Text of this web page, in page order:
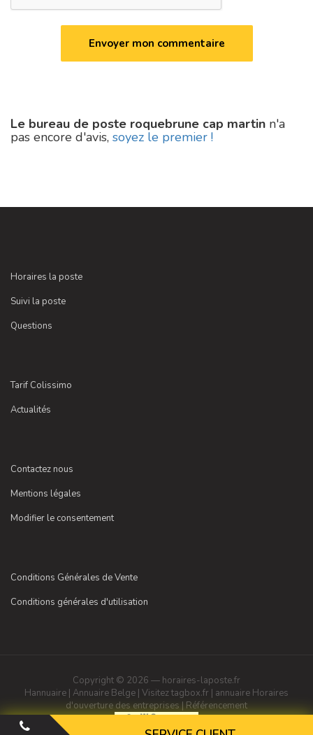
Le bureau de poste roquebrune cap martin n'a
pas encore d'avis, soyez le premier !
Horaires la poste
Suivi la poste
Questions
Tarif Colissimo
Actualités
Contactez nous
Mentions légales
Modifier le consentement
Conditions Générales de Vente
Conditions générales d'utilisation
Copyright © 2026 — horaires-laposte.fr
Hannuaire | Annuaire Belge | Visitez tagbox.fr | annuaire Horaires
d'ouverture des entreprises | Référencement